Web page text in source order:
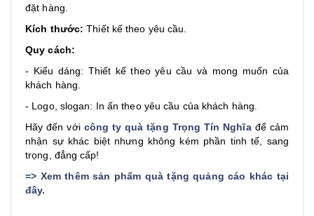
đặt hàng.
Kích thước: Thiết kế theo yêu cầu.
Quy cách:
- Kiểu dáng: Thiết kế theo yêu cầu và mong muốn của
khách hàng.
- Logo, slogan: In ấn theo yêu cầu của khách hàng.
Hãy đến với công ty quà tặng Trọng Tín Nghĩađể cảm
nhận sự khác biệt nhưng không kém phần tinh tế, sang
trọng, đẳng cấp!
=> Xem thêm sản phẩm quà tặng quảng cáo khác tại
đây.